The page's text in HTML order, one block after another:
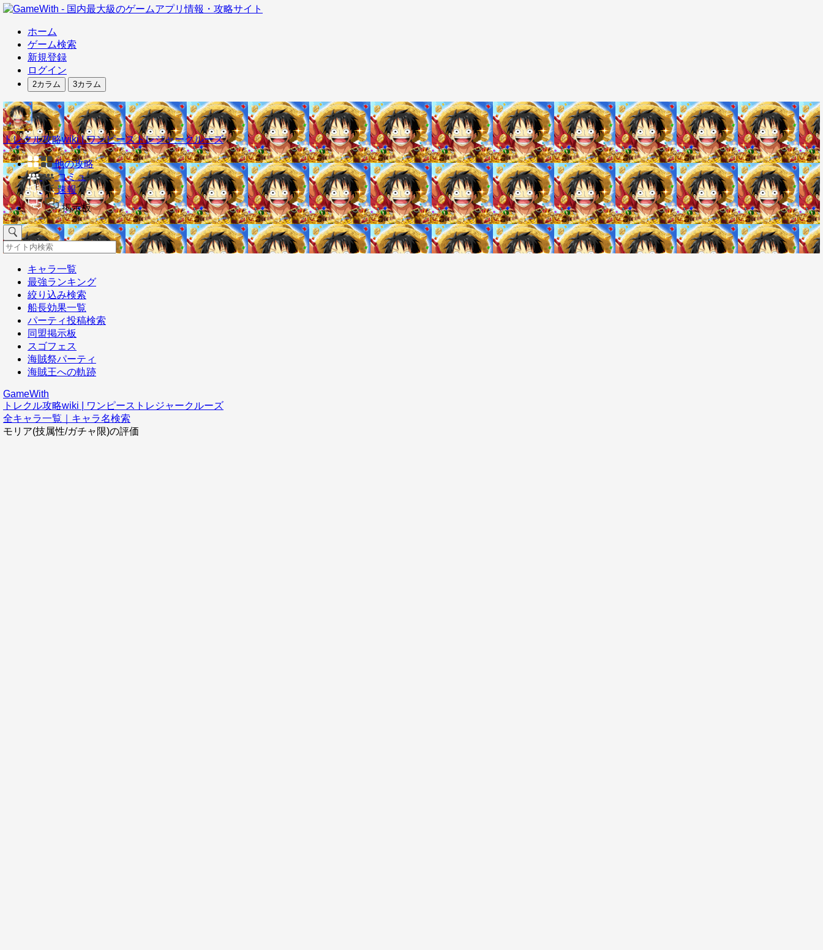
ホーム
ゲーム検索
新規登録
ログイン
2カラム 3カラム
トレクル攻略wiki | ワンピーストレジャークルーズ
他の攻略
コミュ
速報
掲示板
キャラ一覧
最強ランキング
絞り込み検索
船長効果一覧
パーティ投稿検索
同盟掲示板
スゴフェス
海賊祭パーティ
海賊王への軌跡
GameWith
トレクル攻略wiki | ワンピーストレジャークルーズ
全キャラ一覧｜キャラ名検索
モリア(技属性/ガチャ限)の評価